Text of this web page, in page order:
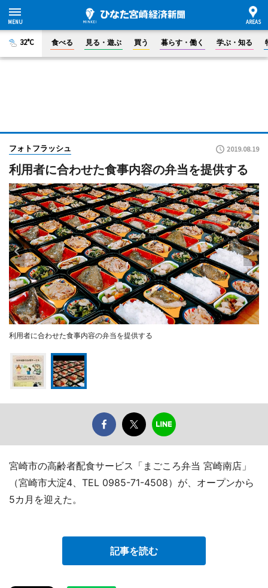
32°C 食べる 見る・遊ぶ 買う 暮らす・働く 学ぶ・知る
フォトフラッシュ 2019.08.19
利用者に合わせた食事内容の弁当を提供する
利用者に合わせた食事内容の弁当を提供する
宮崎市の高齢者配食サービス「まごころ弁当 宮崎南店」
（宮崎市大淀4、TEL 0985-71-4508）が、オープンから
5カ月を迎えた。
記事を読む